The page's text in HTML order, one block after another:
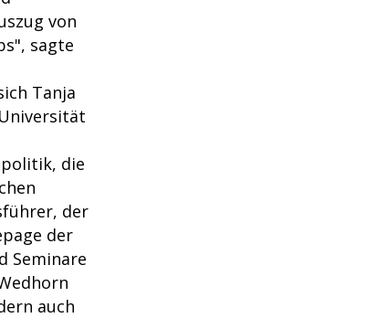
von
sagte
Tanja
die
der
der
Seminare
auch